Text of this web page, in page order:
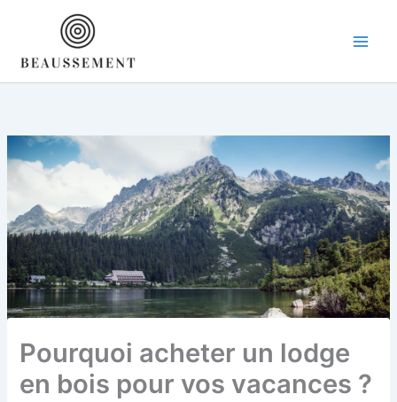
Pourquoi acheter un lodge
en bois pour vos vacances ?